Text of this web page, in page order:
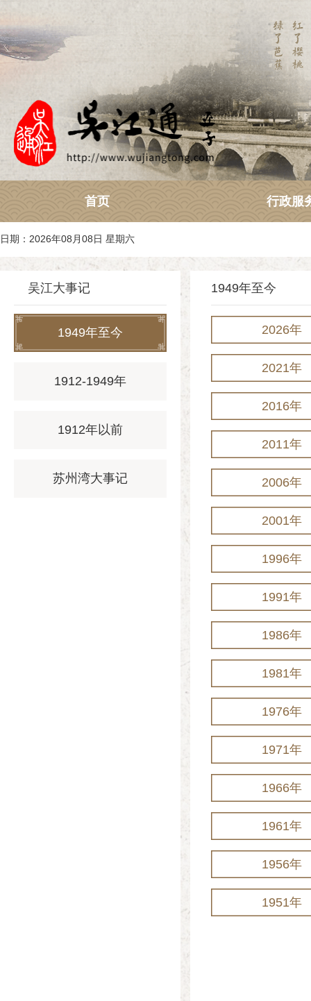
首页 行政服
日期：2026年08月08日 星期六
吴江大事记
1949年至今
1912-1949年
1912年以前
苏州湾大事记
1949年至今
2026年
2021年
2016年
2011年
2006年
2001年
1996年
1991年
1986年
1981年
1976年
1971年
1966年
1961年
1956年
1951年